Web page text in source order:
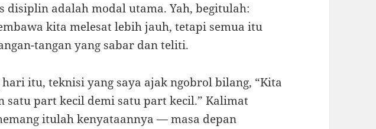
disiplin adalah modal utama. Yah, begitulah:
kita melesat lebih jauh, tetapi semua itu
tangan yang sabar dan teliti.
hari itu, teknisi yang saya ajak ngobrol bilang, “Kita
satu part kecil demi satu part kecil.” Kalimat
itulah kenyataannya — masa depan